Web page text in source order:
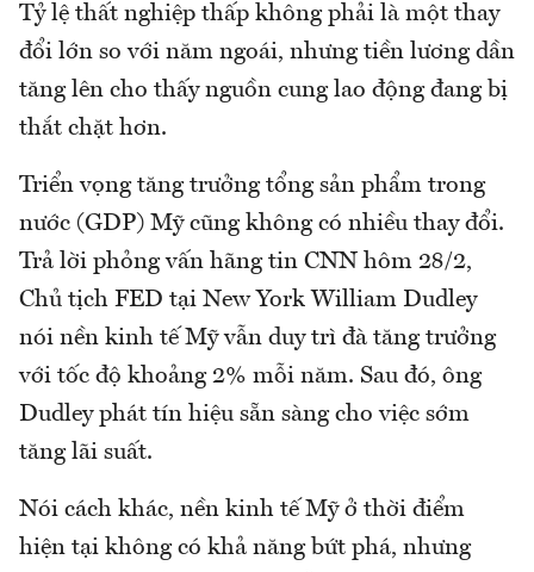
Tỷ lệ thất nghiệp thấp không phải là một thay
đổi lớn so với năm ngoái, nhưng tiền lương dần
tăng lên cho thấy nguồn cung lao động đang bị
thắt chặt hơn.
Triển vọng tăng trưởng tổng sản phẩm trong
nước (GDP) Mỹ cũng không có nhiều thay đổi.
Trả lời phỏng vấn hãng tin CNN hôm 28/2,
Chủ tịch FED tại New York William Dudley
nói nền kinh tế Mỹ vẫn duy trì đà tăng trưởng
với tốc độ khoảng 2% mỗi năm. Sau đó, ông
Dudley phát tín hiệu sẵn sàng cho việc sớm
tăng lãi suất.
Nói cách khác, nền kinh tế Mỹ ở thời điểm
hiện tại không có khả năng bứt phá, nhưng